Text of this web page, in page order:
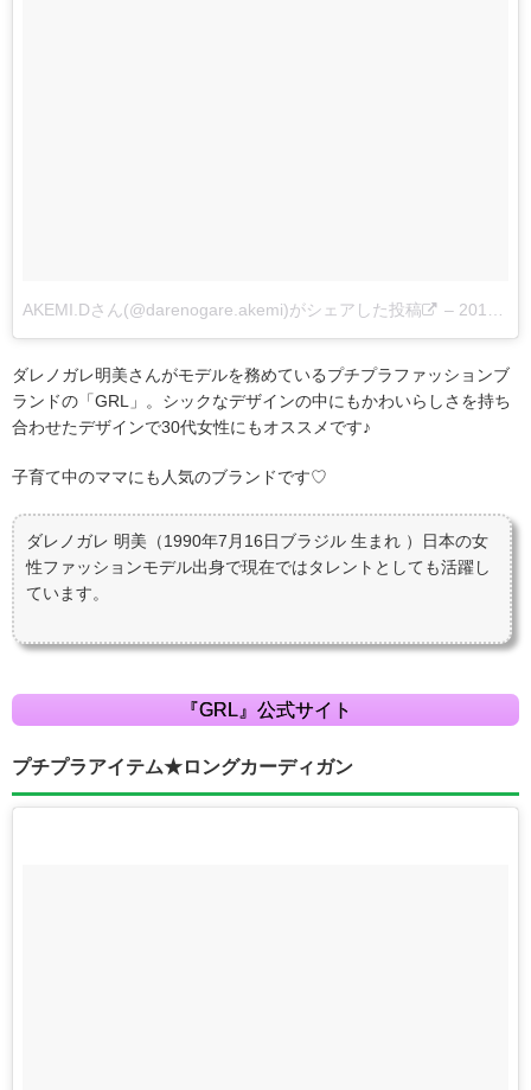
AKEMI.Dさん(@darenogare.akemi)がシェアした投稿 – 2017 9月 25 10:52午後 PDT
ダレノガレ明美さんがモデルを務めているプチプラファッションブ
ランドの「GRL」。シックなデザインの中にもかわいらしさを持ち
合わせたデザインで30代女性にもオススメです♪
子育て中のママにも人気のブランドです♡
ダレノガレ 明美（1990年7月16日ブラジル 生まれ ）日本の女
性ファッションモデル出身で現在ではタレントとしても活躍し
ています。
『GRL』公式サイト
プチプラアイテム★ロングカーディガン